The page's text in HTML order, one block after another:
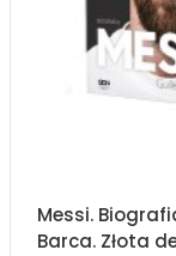
Messi.
Barca. Złota